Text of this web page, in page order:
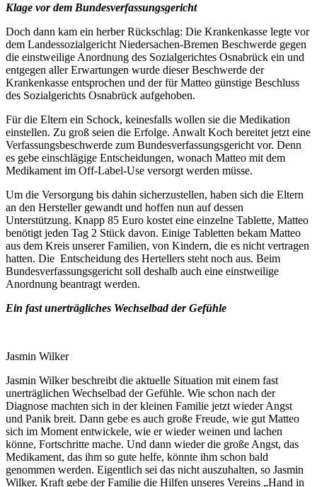
Klage vor dem Bundesverfassungsgericht
Doch dann kam ein herber Rückschlag: Die Krankenkasse legte vor
dem Landessozialgericht Niedersachen-Bremen Beschwerde gegen
die einstweilige Anordnung des Sozialgerichtes Osnabrück ein und
entgegen aller Erwartungen wurde dieser Beschwerde der
Krankenkasse entsprochen und der für Matteo günstige Beschluss
des Sozialgerichts Osnabrück aufgehoben.
Für die Eltern ein Schock, keinesfalls wollen sie die Medikation
einstellen. Zu groß seien die Erfolge. Anwalt Koch bereitet jetzt eine
Verfassungsbeschwerde zum Bundesverfassungsgericht vor. Denn
es gebe einschlägige Entscheidungen, wonach Matteo mit dem
Medikament im Off-Label-Use versorgt werden müsse.
Um die Versorgung bis dahin sicherzustellen, haben sich die Eltern
an den Hersteller gewandt und hoffen nun auf dessen
Unterstützung. Knapp 85 Euro kostet eine einzelne Tablette, Matteo
benötigt jeden Tag 2 Stück davon. Einige Tabletten bekam Matteo
aus dem Kreis unserer Familien, von Kindern, die es nicht vertragen
hatten. Die Entscheidung des Hertellers steht noch aus. Beim
Bundesverfassungsgericht soll deshalb auch eine einstweilige
Anordnung beantragt werden.
Ein fast unerträgliches Wechselbad der Gefühle
Jasmin Wilker
Jasmin Wilker beschreibt die aktuelle Situation mit einem fast
unerträglichen Wechselbad der Gefühle. Wie schon nach der
Diagnose machten sich in der kleinen Familie jetzt wieder Angst
und Panik breit. Dann gebe es auch große Freude, wie gut Matteo
sich im Moment entwickele, wie er wieder weinen und lachen
könne, Fortschritte mache. Und dann wieder die große Angst, das
Medikament, das ihm so gute helfe, könnte ihm schon bald
genommen werden. Eigentlich sei das nicht auszuhalten, so Jasmin
Wilker. Kraft gebe der Familie die Hilfen unseres Vereins „Hand in